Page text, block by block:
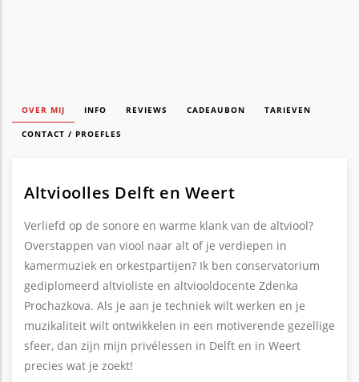
OVER MIJ INFO REVIEWS CADEAUBON TARIEVEN
CONTACT / PROEFLES
Altvioolles Delft en Weert
Verliefd op de sonore en warme klank van de altviool?
Overstappen van viool naar alt of je verdiepen in
kamermuziek en orkestpartijen? Ik ben conservatorium
gediplomeerd altvioliste en altviooldocente Zdenka
Prochazkova. Als je aan je techniek wilt werken en je
muzikaliteit wilt ontwikkelen in een motiverende gezellige
sfeer, dan zijn mijn privélessen in Delft en in Weert
precies wat je zoekt!